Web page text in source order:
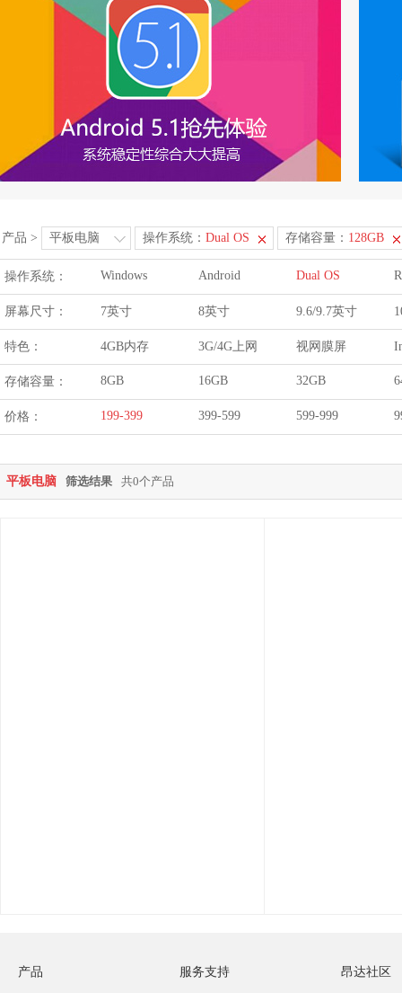
产品 > 平板电脑 操作系统： Dual OS 存储容量： 128GB
操作系统： Windows Android Dual OS
屏幕尺寸： 7英寸 8英寸 9.6/9.7英寸
特色： 4GB内存 3G/4G上网 视网膜屏
存储容量： 8GB 16GB 32GB
价格： 199-399 399-599 599-999
平板电脑 筛选结果 共0个产品
产品 服务支持 昂达社区